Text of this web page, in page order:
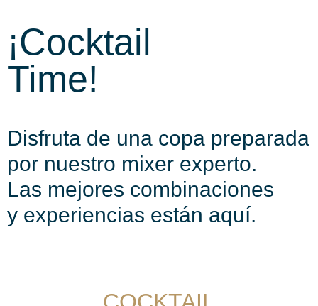
¡Cocktail
Time!
Disfruta de una copa preparada
por nuestro mixer experto.
Las mejores combinaciones
y experiencias están aquí.